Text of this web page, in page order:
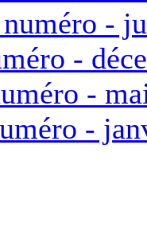
-
-
-
-